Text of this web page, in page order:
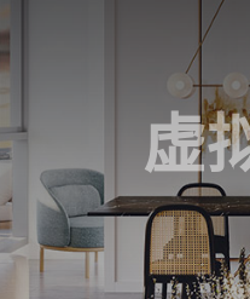
公共区域
公寓
屋顶豪华公寓
虚